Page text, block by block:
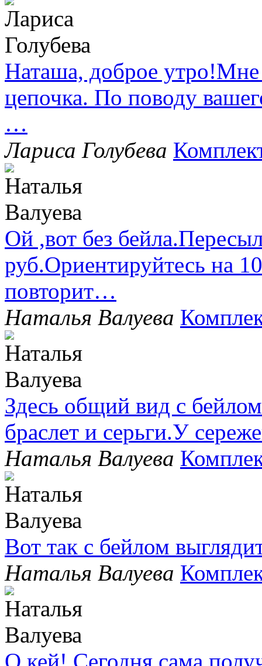
Наташа, доброе утро!Мне
цепочка. По поводу
…
Лариса Голубева
Ой ,вот без
руб.Ориентируйтесь на
повторит…
Наталья Валуева
Здесь общий вид с
браслет и серьги.У
Наталья Валуева
Вот так с бейлом
Наталья Валуева